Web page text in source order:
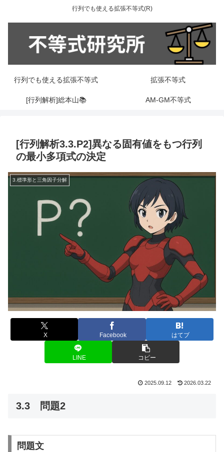
行列でも使える拡張不等式(R)
行列でも使える拡張不等式 拡張不等式
[行列解析]総本山📚 AM-GM不等式
[行列解析3.3.P2]異なる固有値をもつ行列
の最小多項式の決定
3.標準形と三角因子分解
X Facebook はてブ
LINE コピー
2025.09.12 2026.03.22
3.3 問題2
問題文